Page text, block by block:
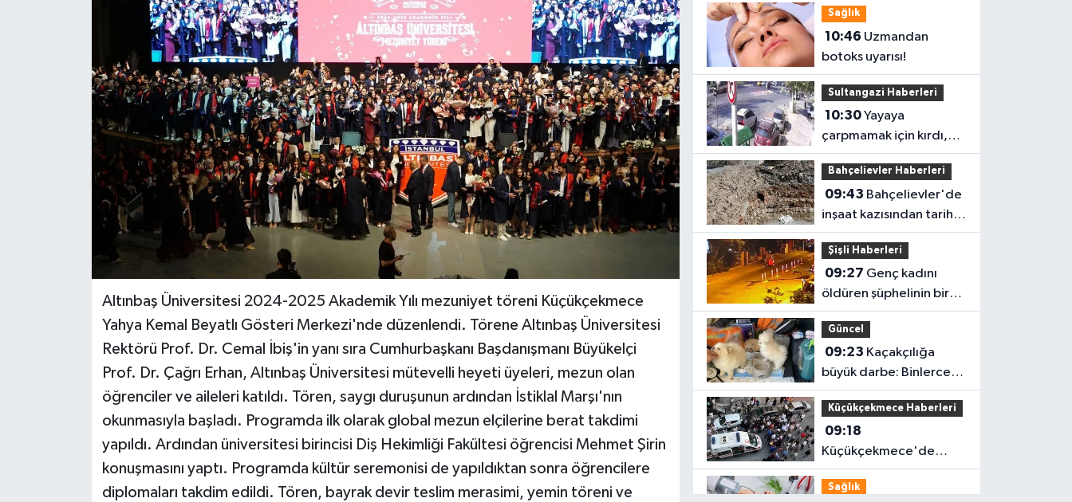
Altınbaş Üniversitesi 2024-2025 Akademik Yılı mezuniyet töreni Küçükçekmece
Yahya Kemal Beyatlı Gösteri Merkezi'nde düzenlendi. Törene Altınbaş Üniversitesi
Rektörü Prof. Dr. Cemal İbiş'in yanı sıra Cumhurbaşkanı Başdanışmanı Büyükelçi
Prof. Dr. Çağrı Erhan, Altınbaş Üniversitesi mütevelli heyeti üyeleri, mezun olan
öğrenciler ve aileleri katıldı. Tören, saygı duruşunun ardından İstiklal Marşı'nın
okunmasıyla başladı. Programda ilk olarak global mezun elçilerine berat takdimi
yapıldı. Ardından üniversitesi birincisi Diş Hekimliği Fakültesi öğrencisi Mehmet Şirin
konuşmasını yaptı. Programda kültür seremonisi de yapıldıktan sonra öğrencilere
diplomaları takdim edildi. Tören, bayrak devir teslim merasimi, yemin töreni ve
Sağlık
10:46
botoks uyarısı!
Sultangazi Haberleri
10:30Yayaya
çarpmamak için kırdı,
trafik ışığına çarptı
Bahçelievler Haberleri
09:43
inşaat kazısından tarihi
yapı çıktı
Şişli Haberleri
09:27
öldüren şüphelinin bir
aydır takip ettiği
belirlendi
Güncel
09:23
büyük darbe: Binlerce
canlı hayvan kurtarıldı
Küçükçekmece Haberleri
09:18
Küçükçekmece'de
kahreden kaza: 5
yaşındaki çocuk yoğun
Sağlık
BİLİM VE TEKNOLOJİ
KURUMSAL